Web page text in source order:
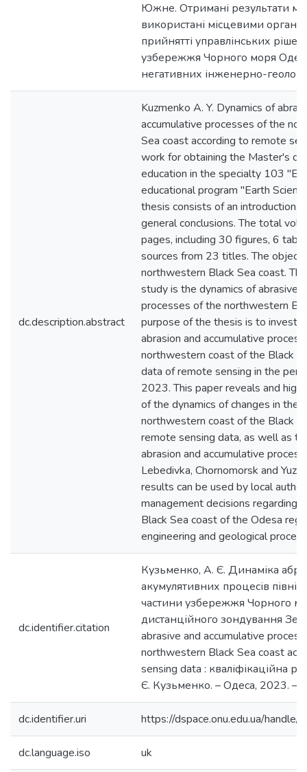
Южне. Отримані результати
використані місцевими
прийнятті управлінських
узбережжя Чорного моря
негативних інженерно-
dc.description.abstract
Kuzmenko A. Y. Dynamics of
accumulative processes of the
Sea coast according to remote
work for obtaining the Master's
education in the specialty 103
educational program "Earth
thesis consists of an introduction,
general conclusions. The total
pages, including 30 figures, 6
sources from 23 titles. The object
northwestern Black Sea coast.
study is the dynamics of abrasive
processes of the northwestern
purpose of the thesis is to
abrasion and accumulative
northwestern coast of the Black
data of remote sensing in the
2023. This paper reveals and
of the dynamics of changes in the
northwestern coast of the Black
remote sensing data, as well as
abrasion and accumulative
Lebedivka, Chornomorsk and
results can be used by local
management decisions regarding
Black Sea coast of the Odesa
engineering and geological
dc.identifier.citation
Кузьменко, А. Є. Динаміка
акумулятивних процесів
частини узбережжя Чорного
дистанційного зондування
abrasive and accumulative
northwestern Black Sea coast
sensing data : кваліфікаційна
Є. Кузьменко. – Одеса, 2023. –
dc.identifier.uri https://dspace.onu.edu.ua/
dc.language.iso uk